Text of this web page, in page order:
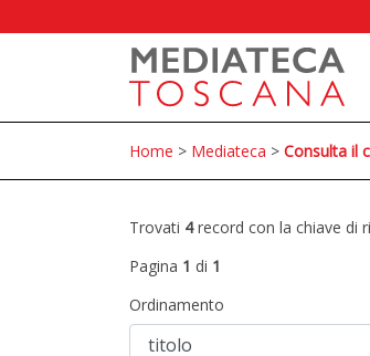
Home > Mediateca > Consulta il
Trovati 4record con la chiave di
Pagina 1 di 1
Ordinamento